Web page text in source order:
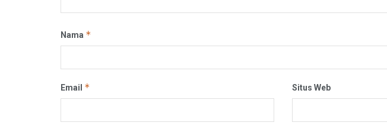
Nama *
Email * Situs Web